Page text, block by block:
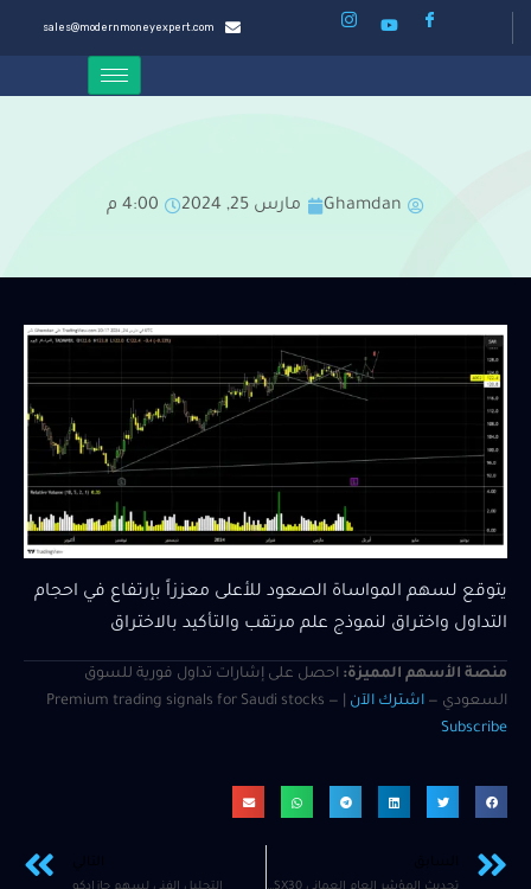
sales@modernmoneyexpert.com
Ghamdan مارس 25, 2024 4:00 م
يتوقع لسهم المواساة الصعود للأعلى معززاً بإرتفاع في احجام
التداول واختراق لنموذج علم مرتقب والتأكيد بالاختراق
منصة الأسهم المميزة: احصل على إشارات تداول فورية للسوق
السعودي — اشترك الآن
Subscribe